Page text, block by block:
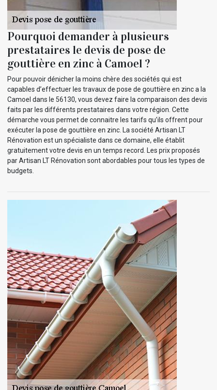
Pourquoi demander à plusieurs
prestataires le devis de pose de
gouttière en zinc à Camoel ?
Pour pouvoir dénicher la moins chère des sociétés qui est
capables d’effectuer les travaux de pose de gouttière en zinc a la
Camoel dans le 56130, vous devez faire la comparaison des devis
faits par les différents prestataires dans votre région. Cette
démarche vous permet de connaitre les tarifs qu’ils offrent pour
exécuter la pose de gouttière en zinc. La société Artisan LT
Rénovation est un spécialiste dans ce domaine, elle établit
gratuitement votre devis en un temps record. Les prix proposés
par Artisan LT Rénovation sont abordables pour tous les types de
budgets.